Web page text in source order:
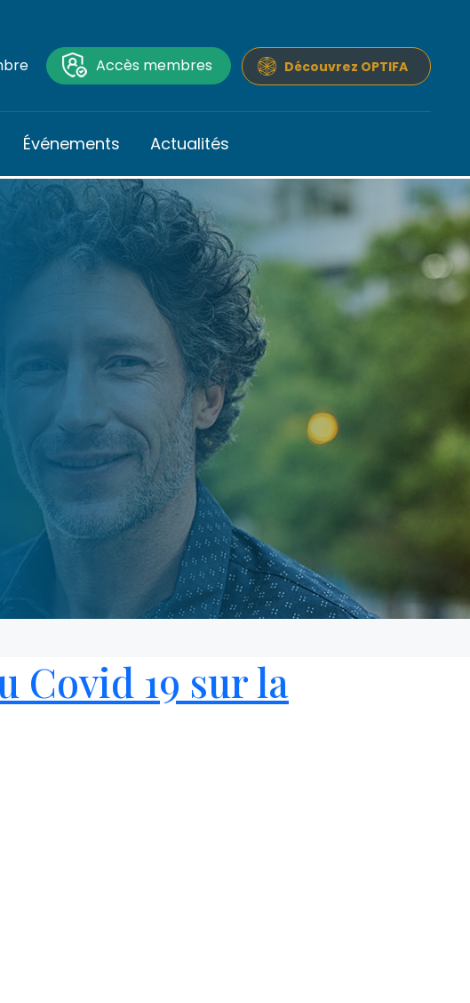
Accès membres Découvrez OPTIFA
Événements Actualités
Covid 19 sur la